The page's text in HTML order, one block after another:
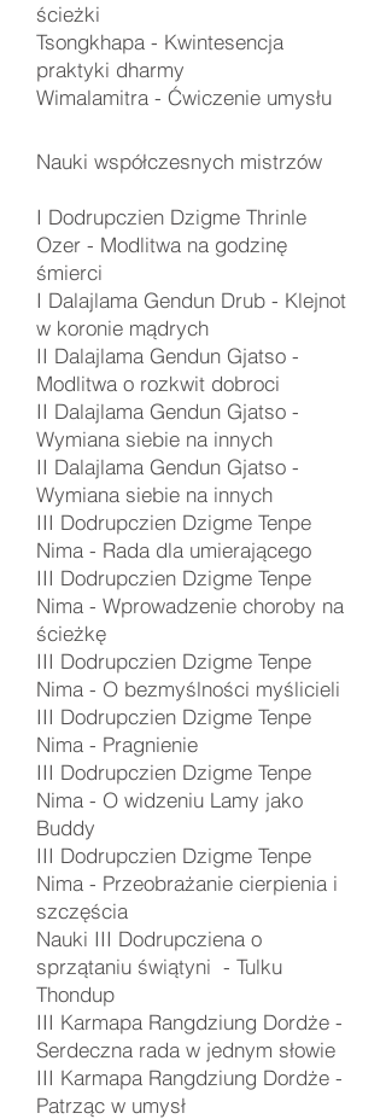
ścieżki
Tsongkhapa - Kwintesencja
praktyki dharmy
Wimalamitra - Ćwiczenie umysłu
Nauki współczesnych mistrzów
I Dodrupczien Dzigme Thrinle
Ozer - Modlitwa na godzinę
śmierci
I Dalajlama Gendun Drub - Klejnot
w koronie mądrych
II Dalajlama Gendun Gjatso -
Modlitwa o rozkwit dobroci
II Dalajlama Gendun Gjatso -
Wymiana siebie na innych
II Dalajlama Gendun Gjatso -
Wymiana siebie na innych
III Dodrupczien Dzigme Tenpe
Nima - Rada dla umierającego
III Dodrupczien Dzigme Tenpe
Nima - Wprowadzenie choroby na
ścieżkę
III Dodrupczien Dzigme Tenpe
Nima - O bezmyślności myślicieli
III Dodrupczien Dzigme Tenpe
Nima - Pragnienie
III Dodrupczien Dzigme Tenpe
Nima - O widzeniu Lamy jako
Buddy
III Dodrupczien Dzigme Tenpe
Nima - Przeobrażanie cierpienia i
szczęścia
Nauki III Dodrupcziena o
sprzątaniu świątyni - Tulku
Thondup
III Karmapa Rangdziung Dordże -
Serdeczna rada w jednym słowie
III Karmapa Rangdziung Dordże -
Patrząc w umysł